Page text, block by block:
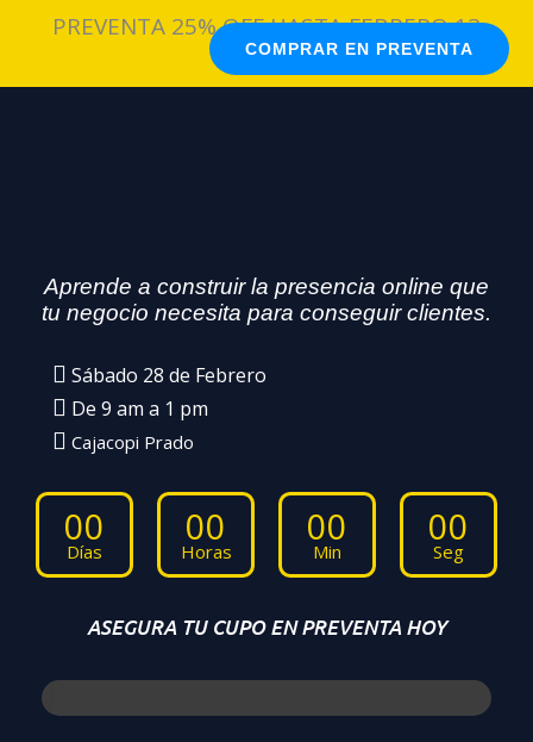
PREVENTA 25% OFF HASTA FEBRERO 13
COMPRAR EN PREVENTA
Aprende a construir la presencia online que
tu negocio necesita para conseguir clientes.
Sábado 28 de Febrero
De 9 am a 1 pm
Cajacopi Prado
00
Días
00
Horas
00
Min
00
Seg
ASEGURA TU CUPO EN PREVENTA HOY